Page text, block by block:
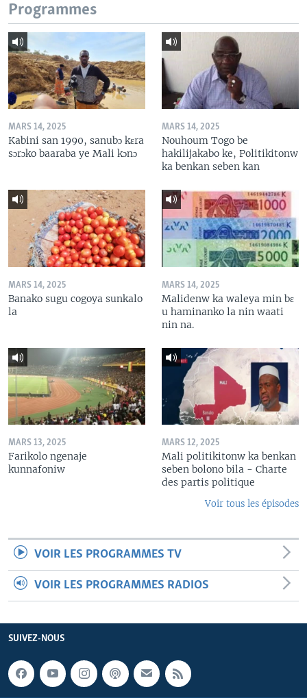
Programmes
MARS 14, 2025
Kabini san 1990, sanubɔ kɛra
sɔrɔko baaraba ye Mali kɔnɔ
MARS 14, 2025
Nouhoum Togo be
hakilijakabo ke, Politikitonw
ka benkan seben kan
MARS 14, 2025
Banako sugu cogoya sunkalo
la
MARS 14, 2025
Malidenw ka waleya min bɛ
u haminanko la nin waati
nin na.
MARS 13, 2025
Farikolo ngenaje
kunnafoniw
MARS 12, 2025
Mali politikitonw ka benkan
seben bolono bila - Charte
des partis politique
Voir tous les épisodes
VOIR LES PROGRAMMES TV
VOIR LES PROGRAMMES RADIOS
SUIVEZ-NOUS